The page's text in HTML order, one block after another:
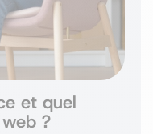
et quel
?